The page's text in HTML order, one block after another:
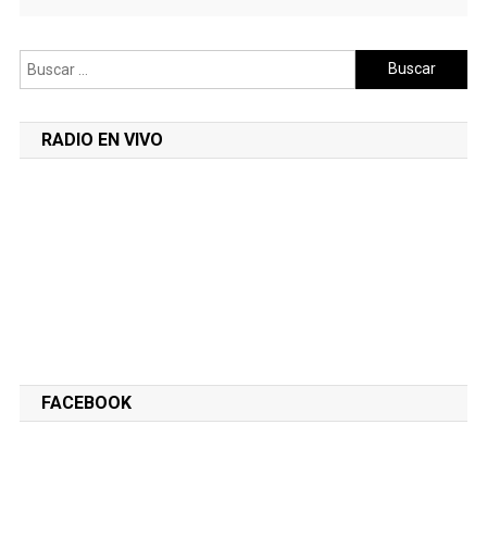
Buscar:
RADIO EN VIVO
FACEBOOK